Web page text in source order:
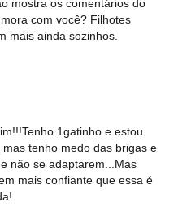
mostra os comentários do
com você? Filhotes
mais ainda sozinhos.
1gatinho e estou
tenho medo das brigas e
não se adaptarem...Mas
mais confiante que essa é